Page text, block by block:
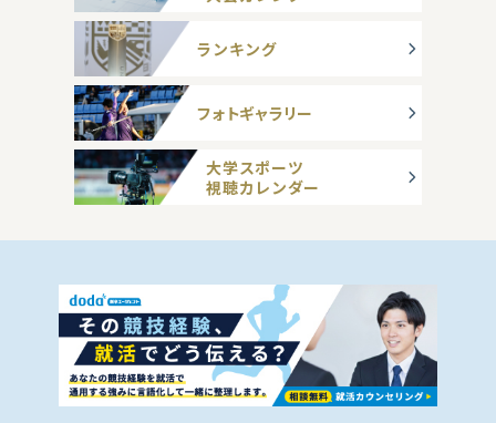
ランキング
フォトギャラリー
大学スポーツ
視聴カレンダー